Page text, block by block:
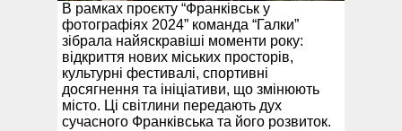
В рамках проєкту “Франківськ у
фотографіях 2024” команда “Галки”
зібрала найяскравіші моменти року:
відкриття нових міських просторів,
культурні фестивалі, спортивні
досягнення та ініціативи, що змінюють
місто. Ці світлини передають дух
сучасного Франківська та його розвиток.